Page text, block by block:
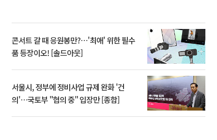
콘서트 갈 때 응원봉만?⋯'최애' 위한 필수
품 등장이오! [솔드아웃]
서울시, 정부에 정비사업 규제 완화 '건
의'⋯국토부 "협의 중" 입장만 [종합]